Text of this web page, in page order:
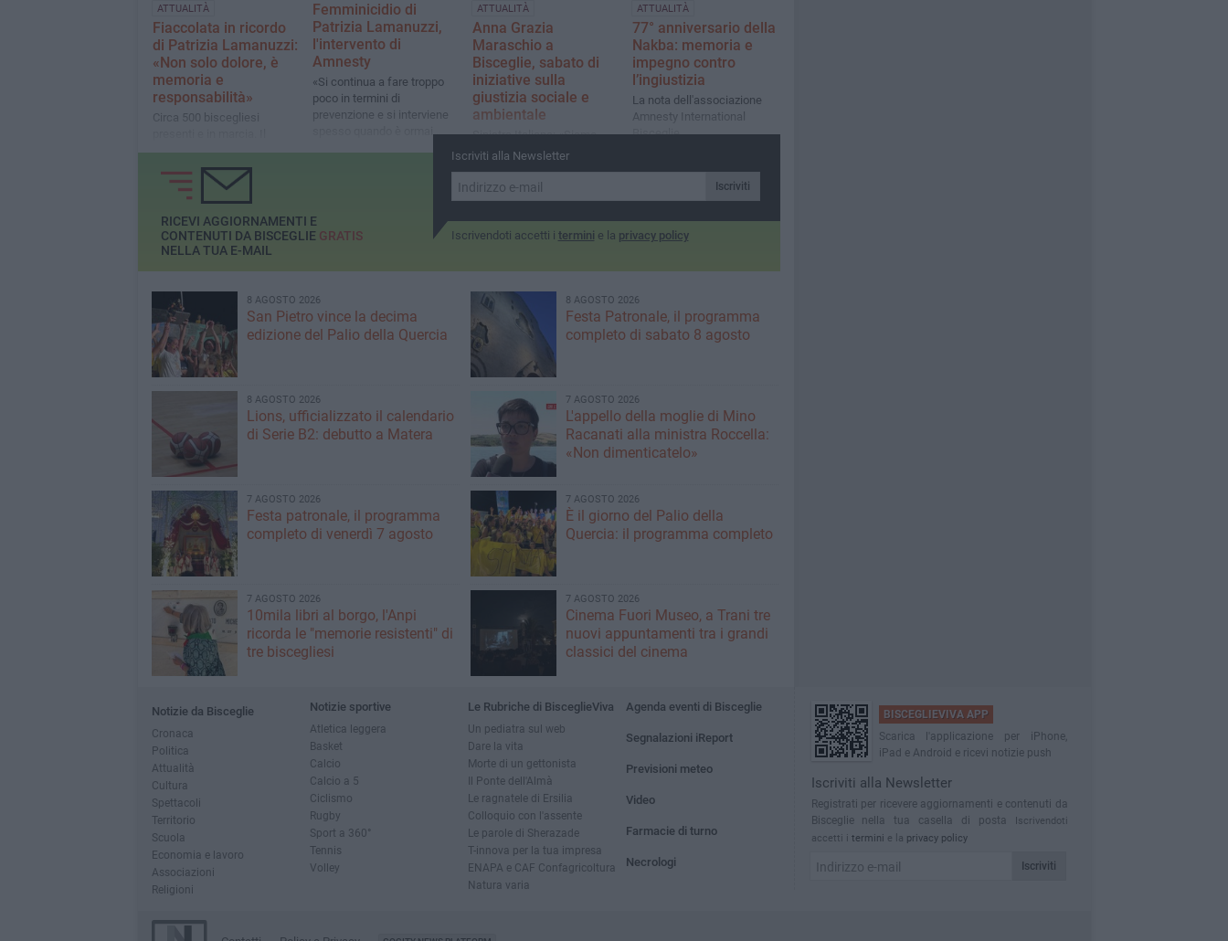
ATTUALITÀ
Fiaccolata in ricordo
di Patrizia Lamanuzzi:
«Non solo dolore, è
memoria e
responsabilità»
Circa 500 biscegliesi
centro antiviolenza Save: «A
chi oggi vive nella paura,
vogliamo dire che non è
sola». Angarano: «Appello
agli uomini, se si vuole ci si
può fermare»
Femminicidio di
Patrizia Lamanuzzi,
l'intervento di
Amnesty
«Si continua a fare troppo
poco in termini di
prevenzione e si interviene
ATTUALITÀ
Anna Grazia
Maraschio a
Bisceglie, sabato di
iniziative sulla
giustizia sociale e
ambientale
Sinistra Italiana: «Siamo
contenti della
tema della giustizia sociale
non permette di restare
ATTUALITÀ
77° anniversario della
Nakba: memoria e
impegno contro
l’ingiustizia
La nota dell'associazione
Amnesty International
Bisceglie
Iscriviti alla Newsletter
Iscriviti
Iscrivendoti accetti i termini e la privacy policy
RICEVI AGGIORNAMENTI E
CONTENUTI DA BISCEGLIE GRATIS
NELLA TUA E-MAIL
8 AGOSTO 2026
San Pietro vince la decima
edizione del Palio della Quercia
8 AGOSTO 2026
Festa Patronale, il programma
completo di sabato 8 agosto
8 AGOSTO 2026
Lions, ufficializzato il calendario
di Serie B2: debutto a Matera
7 AGOSTO 2026
L'appello della moglie di Mino
Racanati alla ministra Roccella:
«Non dimenticatelo»
7 AGOSTO 2026
Festa patronale, il programma
completo di venerdì 7 agosto
7 AGOSTO 2026
È il giorno del Palio della
Quercia: il programma completo
7 AGOSTO 2026
10mila libri al borgo, l'Anpi
ricorda le "memorie resistenti" di
tre biscegliesi
7 AGOSTO 2026
Cinema Fuori Museo, a Trani tre
nuovi appuntamenti tra i grandi
classici del cinema
Notizie da Bisceglie
Cronaca
Politica
Attualità
Cultura
Spettacoli
Territorio
Scuola
Economia e lavoro
Associazioni
Religioni
Notizie sportive
Atletica leggera
Basket
Calcio
Calcio a 5
Ciclismo
Rugby
Sport a 360°
Tennis
Volley
Le Rubriche di BisceglieViva
Un pediatra sul web
Dare la vita
Morte di un gettonista
Il Ponte dell'Almà
Le ragnatele di Ersilia
Colloquio con l'assente
Le parole di Sherazade
T-innova per la tua impresa
ENAPA e CAF Confagricoltura
Natura varia
Agenda eventi di Bisceglie
Segnalazioni iReport
Previsioni meteo
Video
Farmacie di turno
Necrologi
BISCEGLIEVIVA APP
Scarica l'applicazione per iPhone,
iPad e Android e ricevi notizie push
Iscriviti alla Newsletter
Registrati per ricevere aggiornamenti e contenuti da
Bisceglie nella tua casella di posta
Iscrivendoti
accetti i termini e la privacy policy
Iscriviti